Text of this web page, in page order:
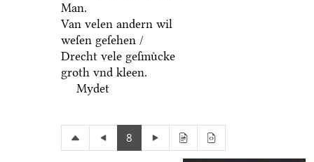
Man.
Van velen andern wil
weſen geſehen /
Drecht vele geſmuͤcke
groth vnd kleen.
Mydet
8